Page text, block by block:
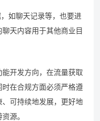
如聊天记录等，也要进
天内容用于其他商业目
开发方向，在流量获取
在合规方面必须严格遵
可持续地发展，更好地
源。